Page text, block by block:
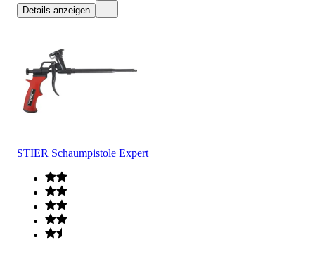
Details anzeigen
STIER Schaumpistole Expert